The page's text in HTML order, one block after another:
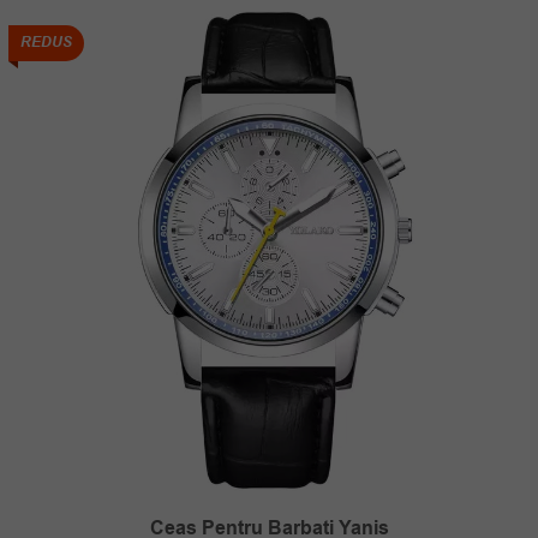
REDUS
Ceas Pentru Barbati Yanis